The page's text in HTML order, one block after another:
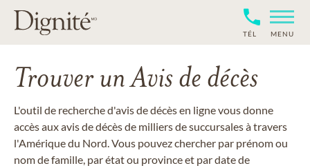
TÉL MENU
Trouver un Avis de décès
L'outil de recherche d'avis de décès en ligne vous donne
accès aux avis de décès de milliers de succursales à travers
l'Amérique du Nord. Vous pouvez chercher par prénom ou
nom de famille, par état ou province et par date de